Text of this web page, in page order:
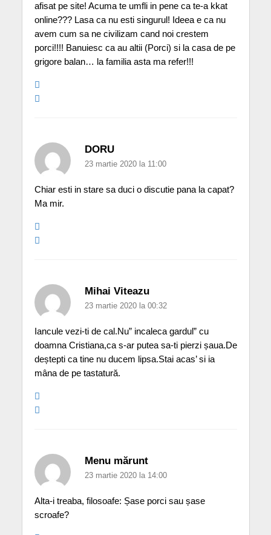
afisat pe site! Acuma te umfli in pene ca te-a kkat
online??? Lasa ca nu esti singurul! Ideea e ca nu
avem cum sa ne civilizam cand noi crestem
porci!!!! Banuiesc ca au altii (Porci) si la casa de pe
grigore balan… la familia asta ma refer!!!
DORU
23 martie 2020 la 11:00
Chiar esti in stare sa duci o discutie pana la capat?
Ma mir.
Mihai Viteazu
23 martie 2020 la 00:32
Iancule vezi-ti de cal.Nu” incaleca gardul” cu
doamna Cristiana,ca s-ar putea sa-ti pierzi șaua.De
deștepti ca tine nu ducem lipsa.Stai acas’ si ia
mâna de pe tastatură.
Menu mărunt
23 martie 2020 la 14:00
Alta-i treaba, filosoafe: Șase porci sau șase
scroafe?